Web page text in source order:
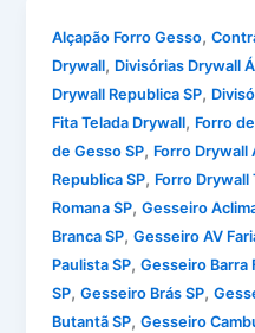
Alçapão Forro Gesso,
Drywall, Divisórias Drywall
Drywall Republica SP,
Fita Telada Drywall, Forro
de Gesso SP, Forro Drywall
Republica SP, Forro Drywall
Romana SP,Gesseiro
Branca SP,Gesseiro AV
Paulista SP,Gesseiro Barra
SP,Gesseiro Brás SP,
Butantã SP,Gesseiro